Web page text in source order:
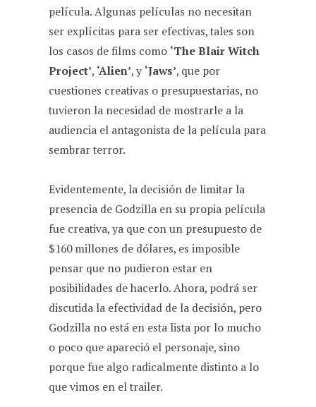
película. Algunas películas no necesitan
ser explícitas para ser efectivas, tales son
los casos de films como ‘The Blair Witch
Project’, ‘Alien’, y ‘Jaws’, que por
cuestiones creativas o presupuestarias, no
tuvieron la necesidad de mostrarle a la
audiencia el antagonista de la película para
sembrar terror.
Evidentemente, la decisión de limitar la
presencia de Godzilla en su propia película
fue creativa, ya que con un presupuesto de
$160 millones de dólares, es imposible
pensar que no pudieron estar en
posibilidades de hacerlo. Ahora, podrá ser
discutida la efectividad de la decisión, pero
Godzilla no está en esta lista por lo mucho
o poco que apareció el personaje, sino
porque fue algo radicalmente distinto a lo
que vimos en el trailer.